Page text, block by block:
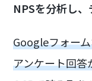
NPSを分析し
Googleフォー
アンケート回答